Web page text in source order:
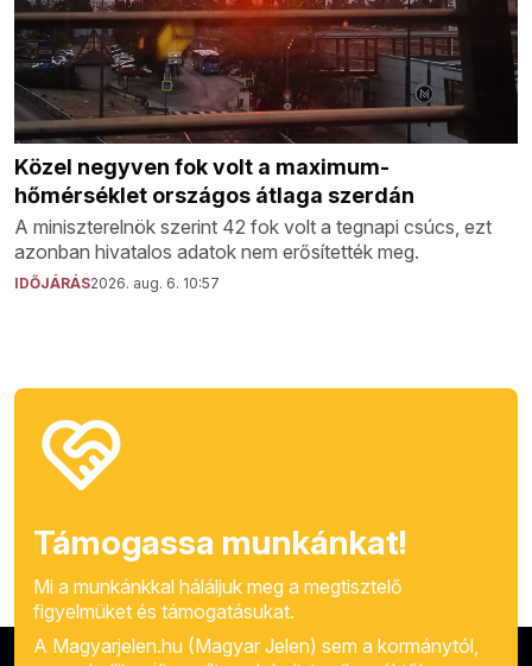
Közel negyven fok volt a maximum-
hőmérséklet országos átlaga szerdán
A miniszterelnök szerint 42 fok volt a tegnapi csúcs, ezt
azonban hivatalos adatok nem erősítették meg.
IDŐJÁRÁS2026. aug. 6. 10:57
Támogassa munkánkat!
Mi a munkánkkal háláljuk meg a megtisztelő
figyelmüket és támogatásukat.
A Magyarjelen.hu (Magyar Jelen) sem a kormánytól,